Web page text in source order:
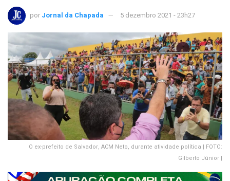
por Jornal da Chapada 5 dezembro 2021 - 23h27
O ex-prefeito de Salvador, ACM Neto, durante atividade política | FOTO:
Gilberto Júnior |